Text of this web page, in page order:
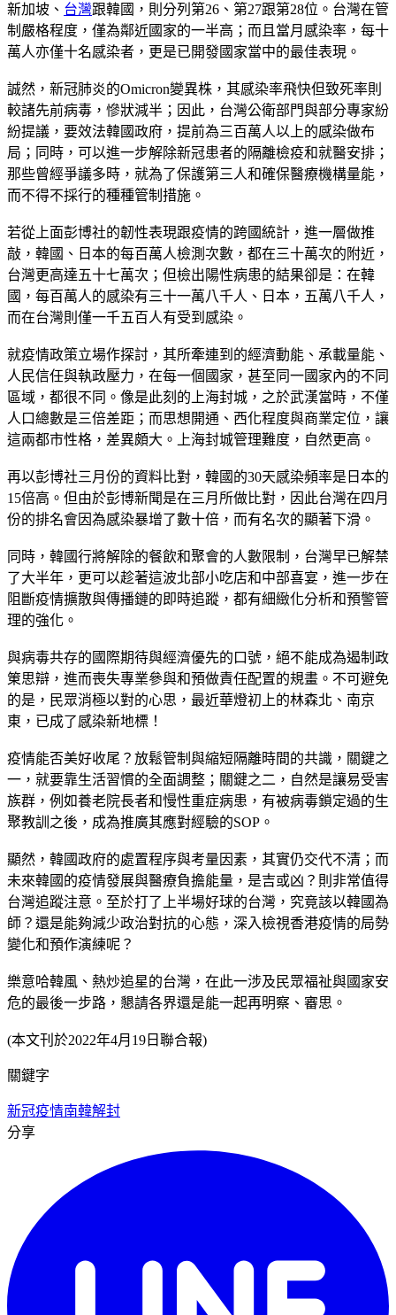
新加坡、 台灣跟韓國，則分列第26、第27跟第28位。台灣在管
制嚴格程度，僅為鄰近國家的一半高；而且當月感染率，每十
萬人亦僅十名感染者，更是已開發國家當中的最佳表現。
誠然，新冠肺炎的Omicron變異株，其感染率飛快但致死率則
較諸先前病毒，慘狀減半；因此，台灣公衛部門與部分專家紛
紛提議，要效法韓國政府，提前為三百萬人以上的感染做布
局；同時，可以進一步解除新冠患者的隔離檢疫和就醫安排；
那些曾經爭議多時，就為了保護第三人和確保醫療機構量能，
而不得不採行的種種管制措施。
若從上面彭博社的韌性表現跟疫情的跨國統計，進一層做推
敲，韓國、日本的每百萬人檢測次數，都在三十萬次的附近，
台灣更高達五十七萬次；但檢出陽性病患的結果卻是：在韓
國，每百萬人的感染有三十一萬八千人、日本，五萬八千人，
而在台灣則僅一千五百人有受到感染。
就疫情政策立場作探討，其所牽連到的經濟動能、承載量能、
人民信任與執政壓力，在每一個國家，甚至同一國家內的不同
區域，都很不同。像是此刻的上海封城，之於武漢當時，不僅
人口總數是三倍差距；而思想開通、西化程度與商業定位，讓
這兩都市性格，差異頗大。上海封城管理難度，自然更高。
再以彭博社三月份的資料比對，韓國的30天感染頻率是日本的
15倍高。但由於彭博新聞是在三月所做比對，因此台灣在四月
份的排名會因為感染暴增了數十倍，而有名次的顯著下滑。
同時，韓國行將解除的餐飲和聚會的人數限制，台灣早已解禁
了大半年，更可以趁著這波北部小吃店和中部喜宴，進一步在
阻斷疫情擴散與傳播鏈的即時追蹤，都有細緻化分析和預警管
理的強化。
與病毒共存的國際期待與經濟優先的口號，絕不能成為遏制政
䇿思辯，進而喪失專業參與和預做責任配置的規畫。不可避免
的是，民眾消極以對的心思，最近華燈初上的林森北、南京
東，已成了感染新地標！
疫情能否美好收尾？放鬆管制與縮短隔離時間的共識，關鍵之
一，就要靠生活習慣的全面調整；關鍵之二，自然是讓易受害
族群，例如養老院長者和慢性重症病患，有被病毒鎖定過的生
聚教訓之後，成為推廣其應對經驗的SOP。
顯然，韓國政府的處置程序與考量因素，其實仍交代不清；而
未來韓國的疫情發展與醫療負擔能量，是吉或凶？則非常值得
台灣追蹤注意。至於打了上半場好球的台灣，究竟該以韓國為
師？還是能夠減少政治對抗的心態，深入檢視香港疫情的局勢
變化和預作演練呢？
樂意哈韓風、熱炒追星的台灣，在此一涉及民眾福祉與國家安
危的最後一步路，懇請各界還是能一起再明察、審思。
(本文刊於2022年4月19日聯合報)
關鍵字
新冠疫情南韓解封
分享